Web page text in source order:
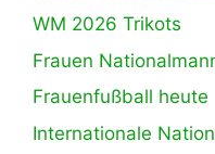
WM 2026 Trikots
Frauen
Frauenfußball heute
Internationale